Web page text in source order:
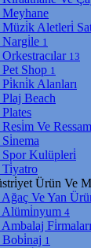
Meyhane
Müzi̇k Aletleri̇
Nargi̇le 1
Orkestracılar 13
Pet Shop 1
Pi̇kni̇k Alanları
Plaj Beach
Plates
Resi̇m Ve Ressam
Si̇nema
Spor Kulüpleri̇
Ti̇yatro
Ürün Ve
Ağaç Ve Yan
Alümi̇nyum 4
Ambalaj Fi̇rmaları
Bobi̇naj 1